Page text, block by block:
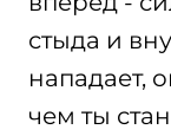
стыда и
нападает,
чем ты